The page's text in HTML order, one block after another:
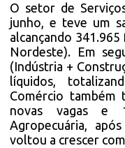
O setor de
junho, e teve um
alcançando
Nordeste). Em
(Indústria +
líquidos,
Comércio também
novas vagas e
Agropecuária,
voltou a crescer